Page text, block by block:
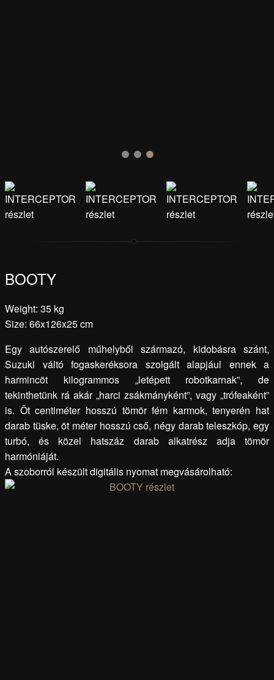
BOOTY
Weight: 35 kg
Size: 66x126x25 cm
Egy autószerelő műhelyből származó, kidobásra szánt,
Suzuki váltó fogaskeréksora szolgált alapjául ennek a
harmincöt kilogrammos „letépett robotkarnak”, de
tekinthetünk rá akár „harci zsákmányként”, vagy „trófeaként”
is. Öt centiméter hosszú tömör fém karmok, tenyerén hat
darab tüske, öt méter hosszú cső, négy darab teleszkóp, egy
turbó, és közel hatszáz darab alkatrész adja tömör
harmóniáját.
A szoborról készült digitális nyomat megvásárolható: